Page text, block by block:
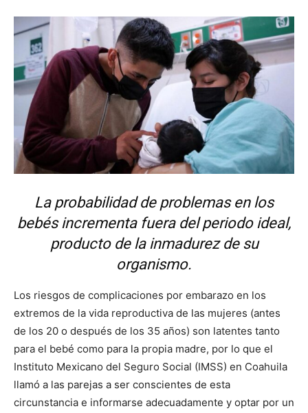
La probabilidad de problemas en los
bebés incrementa fuera del periodo ideal,
producto de la inmadurez de su
organismo.
Los riesgos de complicaciones por embarazo en los
extremos de la vida reproductiva de las mujeres (antes
de los 20 o después de los 35 años) son latentes tanto
para el bebé como para la propia madre, por lo que el
Instituto Mexicano del Seguro Social (IMSS) en Coahuila
llamó a las parejas a ser conscientes de esta
circunstancia e informarse adecuadamente y optar por un